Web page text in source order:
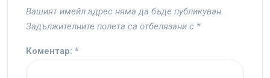
Вашият имейл адрес няма да бъде публикуван.
Задължителните полета са отбелязани с *
Коментар: *